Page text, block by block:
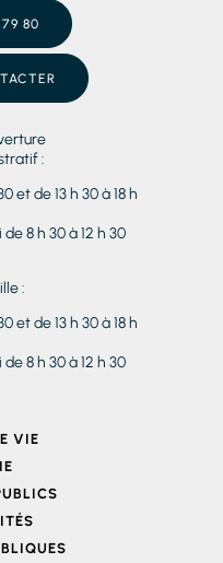
80
:
et de 13 h 30 à 18 h
8 h 30 à 12 h 30
:
et de 13 h 30 à 18 h
8 h 30 à 12 h 30
VIE